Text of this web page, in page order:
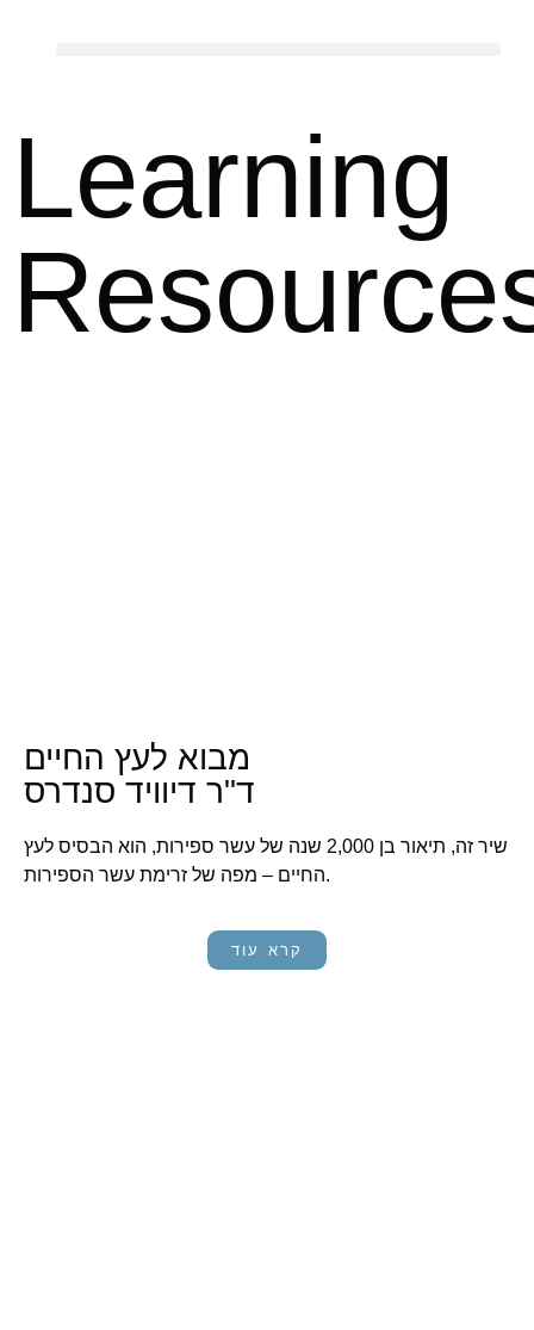
Learning
מבוא לעץ החיים
ד"ר דיוויד סנדרס
שיר זה, תיאור בן 2,000 שנה של עשר ספירות, הוא הבסיס לעץ
החיים – מפה של זרימת עשר הספירות.
קרא עוד